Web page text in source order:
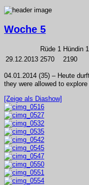
Woche 5
Rüde 1 Hündin 1
29.12.2013 2570 2190
04.01.2014 (35) – Heute
they were allowed to
[Zeige als Diashow]